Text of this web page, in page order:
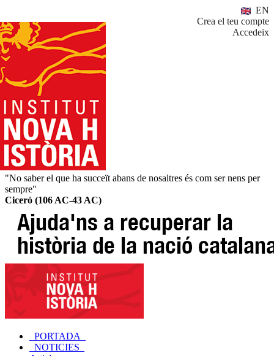
EN
Crea el teu compte
Accedeix
"No saber el que ha succeït abans de nosaltres és com ser nens per
sempre"
Ciceró (106 AC-43 AC)
_PORTADA_
_NOTICIES_